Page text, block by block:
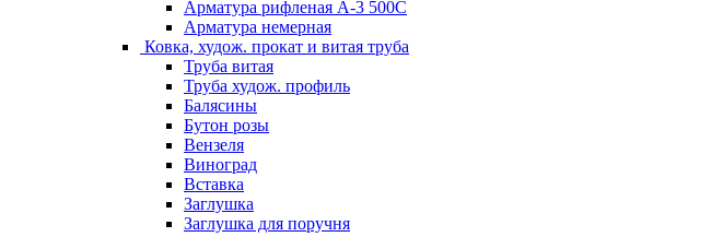
Арматура рифленая А-3 500С
Арматура немерная
Ковка, худож. прокат и витая труба
Труба витая
Труба худож. профиль
Балясины
Бутон розы
Вензеля
Виноград
Вставка
Заглушка
Заглушка для поручня